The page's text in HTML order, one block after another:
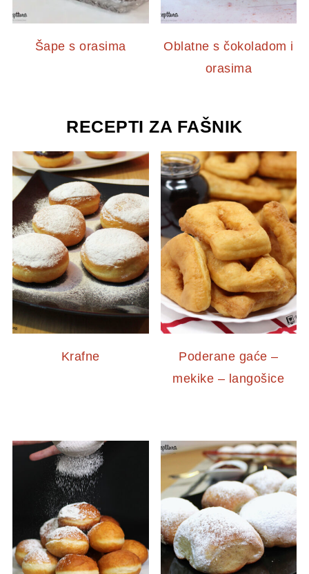
Šape s orasima
Oblatne s čokoladom i
orasima
RECEPTI ZA FAŠNIK
Krafne
Poderane gaće –
mekike – langošice